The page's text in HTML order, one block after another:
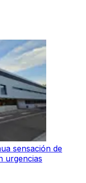
sensación de
urgencias